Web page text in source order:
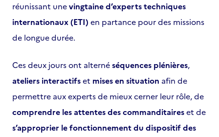
réunissant unevingtaine d’experts techniques
internationaux (ETI) en partance pour des missions
de longue durée.
Ces deux jours ont alternéséquences plénières,
ateliers interactifset mises en situation afin de
permettre aux experts de mieux cerner leur rôle, de
comprendre les attentes des commanditaireset de
s’approprier le fonctionnement du dispositif des